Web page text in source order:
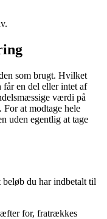
som brugt. Hvilket
får en del eller intet af
værdi på
For at modtage hele
uden egentlig at tage
du har indbetalt til
for, fratrækkes